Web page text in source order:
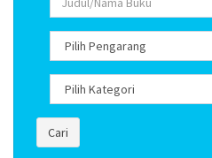
Cari